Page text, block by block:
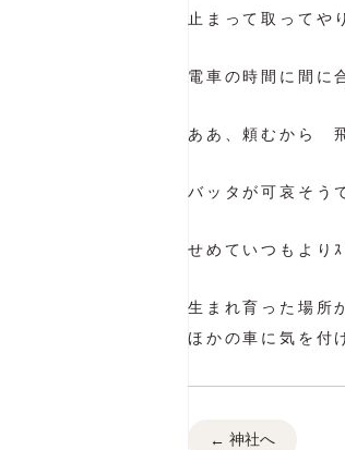
止まって取ってや
電車の時間に間に
ああ、頼むから
バッタが可哀そう
せめていつもより
生まれ育った場所
ほかの車に気を付
← 神社へ